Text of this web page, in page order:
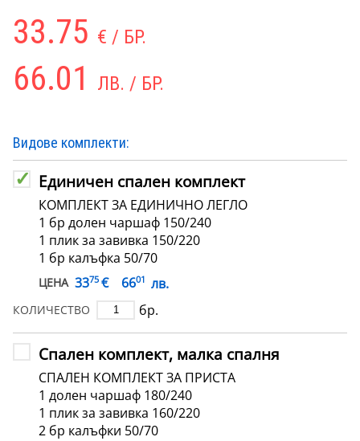
33.75 € / БР.
66.01 ЛВ. / БР.
Видове комплекти:
Единичен спален комплект
КОМПЛЕКТ ЗА ЕДИНИЧНО ЛЕГЛО
1 бр долен чаршаф 150/240
1 плик за завивка 150/220
1 бр калъфка 50/70
ЦЕНА 3375 € 6601 лв.
КОЛИЧЕСТВО бр.
Спален комплект, малка спалня
СПАЛЕН КОМПЛЕКТ ЗА ПРИСТА
1 долен чаршаф 180/240
1 плик за завивка 160/220
2 бр калъфки 50/70